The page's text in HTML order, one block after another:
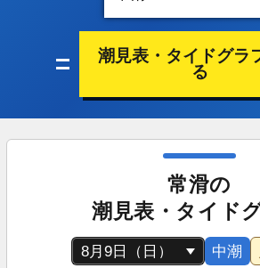
潮見表・タイドグラ
る
常滑の
潮見表・タイド
中潮